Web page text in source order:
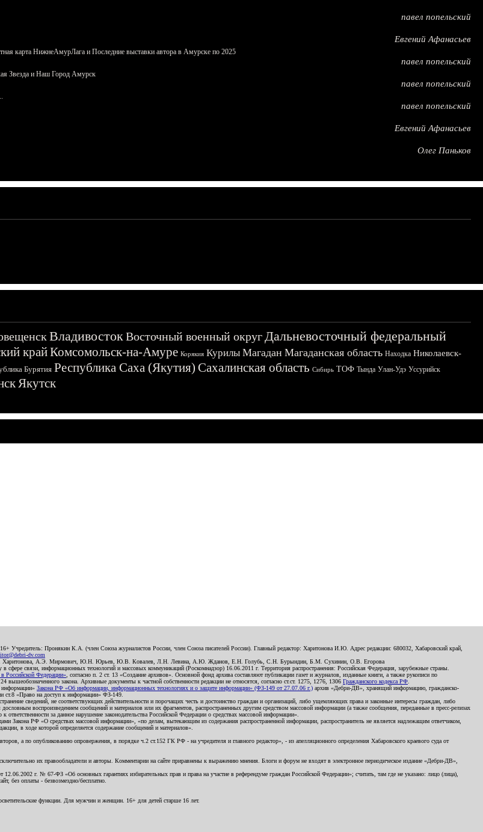
павел попельский
Евгений Афанасьев
карта НижнеАмурЛага и Последние выставки автора в Амурске по 2025
павел попельский
Звезда и Наш Город Амурск
павел попельский
павел попельский
Евгений Афанасьев
Олег Паньков
ВладивостокВосточный военный округДальневосточный федеральный
крайКомсомольск-на-Амуре Корякия Курилы Магадан Магаданская область Находка Николаевск-
Бурятия Республика Саха (Якутия) Сахалинская область Сибирь ТОФ Тында Улан-Удэ Уссурийск
Якутск
Учредитель: Пронякин К.А. (член Союза журналистов России, член Союза писателей России). Главный редактор: Харитонова И.Ю. Адрес редакции: 680032, Хабаровский край,
dv.com
И.Ю. Харитонова, А.Э. Мирмович, Ю.Н. Юрьев, Ю.В. Ковалев, Л.Н. Левина, А.Ю. Жданов, Е.Н. Голубь, С.Н. Бурындин, Б.М. Сухинин, О.В. Егорова
сфере связи, информационных технологий и массовых коммуникаций (Роскомнадзор) 16.06.2011 г. Территория распространения: Российская Федерация, зарубежные страны.
Федерации» , согласно п. 2 ст. 13 «Создание архивов». Основной фонд архива составляют публикации газет и журналов, изданные книги, а также рукописи по
закона. Архивные документы к частной собственности редакции не относятся, согласно ст.ст. 1275, 1276, 1306 Гражданского кодекса РФ
информации» Закона РФ «Об информации, информационных технологиях и о защите информации» (ФЗ-149 от 27.07.06 г.) архив «Дебри-ДВ», хранящий информацию, гражданско-
ст.8 «Право на доступ к информации» ФЗ-149.
сведений, не соответствующих действительности и порочащих честь и достоинство граждан и организаций, либо ущемляющих права и законные интересы граждан, либо
воспроизведением сообщений и материалов или их фрагментов, распространенных другим средством массовой информации (а также сообщения, переданные в пресс-релизах
за данное нарушение законодательства Российской Федерации о средствах массовой информации».
РФ «О средствах массовой информации», «по делам, вытекающим из содержания распространенной информации, распространитель не является надлежащим ответчиком,
в ходе которой определяется содержание сообщений и материалов».
а по опубликованию опровержения, в порядке ч.2 ст.152 ГК РФ - на учредителя и главного редактор», - из апелляционного определения Хабаровского краевого суда от
их правообладатели и авторы. Комментарии на сайте приравнены к выражению мнения. Блоги и форум не входят в электронное периодическое издание «Дебри-ДВ»,
г. № 67-ФЗ «Об основных гарантиях избирательных прав и права на участие в референдуме граждан Российской Федерации»; считать, там где не указано: лицо (лица),
без оплаты - безвозмездно/бесплатно.
функции. Для мужчин и женщин. 16+ для детей старше 16 лет.